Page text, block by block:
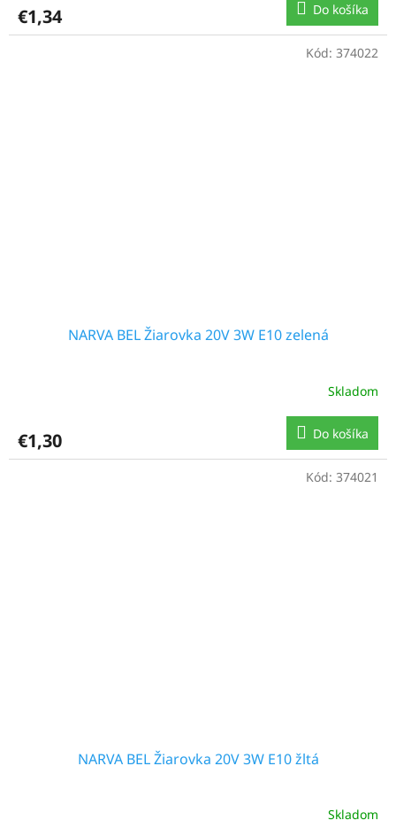
€1,34 Do košíka
NARVA BEL Žiarovka 20V 3W E10 zelená
Skladom
€1,30 Do košíka
Kód: 374022
NARVA BEL Žiarovka 20V 3W E10 žltá
Skladom
Kód: 374021